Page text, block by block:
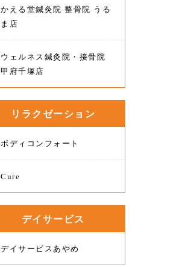
かえる堂鍼灸院 整骨院 うる
ま店
ウェルネス鍼灸院・接骨院
甲府千塚店
リラクゼーション
ボディコンフォート
Cure
デイサービス
デイサービスあやめ